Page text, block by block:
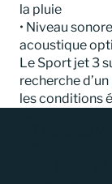
la pluie
• Niveau
acoustique
Le Sport jet 3
recherche
les conditions